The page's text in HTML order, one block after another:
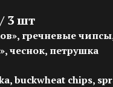
3 шт
гречневые
чеснок, петрушка
buckwheat chips,